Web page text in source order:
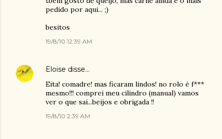
pedido por aqui... ;)
besitos
19/8/10 12:39 AM
Eloise disse…
Eita! comadre! mas ficaram lindos! no rolo é f***
mesmo!!! comprei meu cilindro (manual) vamos
ver o que sai...beijos e obrigada !!
19/8/10 2:39 AM